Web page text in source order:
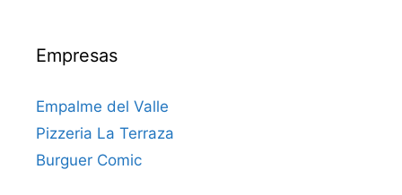
Empresas
Empalme del Valle
Pizzeria La Terraza
Burguer Comic